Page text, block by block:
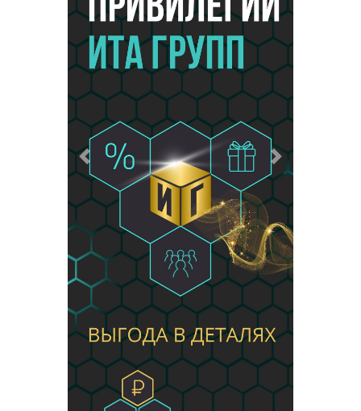
Предыдущий Следующий